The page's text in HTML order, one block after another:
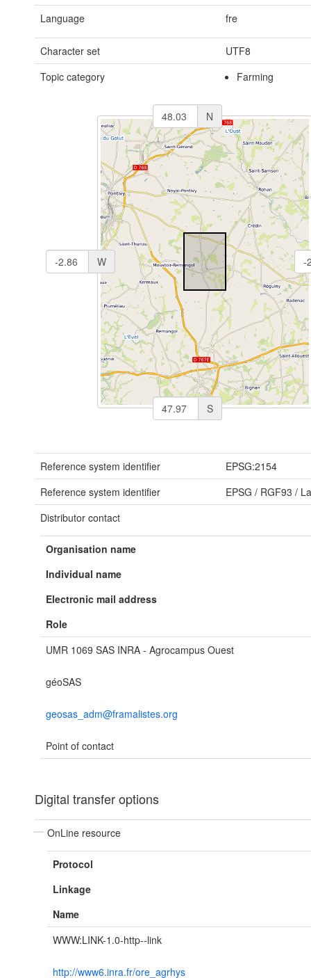
Language
fre
Character set
UTF8
Topic category
Farming
N
S
W
Reference system identifier
EPSG:2154
Reference system identifier
EPSG / RGF93 /
Distributor contact
Organisation name
Individual name
Electronic mail address
Role
UMR 1069 SAS INRA - Agrocampus Ouest
géoSAS
geosas_adm@framalistes.org
Point of contact
Digital transfer options
OnLine resource
Protocol
Linkage
Name
WWW:LINK-1.0-http--link
http://www6.inra.fr/ore_agrhys